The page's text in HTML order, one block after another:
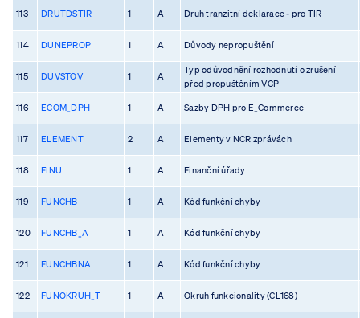
113 DRUTDSTIR 1 A Druh tranzitní deklarace - pro TIR
114 DUNEPROP 1 A Důvody nepropuštění
115 DUVSTOV 1 A
Typ odůvodnění rozhodnutí o zrušení
před propuštěním VCP
116 ECOM_DPH 1 A Sazby DPH pro E_Commerce
117 ELEMENT 2 A Elementy v NCR zprávách
118 FINU 1 A Finanční úřady
119 FUNCHB 1 A Kód funkční chyby
120 FUNCHB_A 1 A Kód funkční chyby
121 FUNCHBNA 1 A Kód funkční chyby
122 FUNOKRUH_T 1 A Okruh funkcionality (CL168)